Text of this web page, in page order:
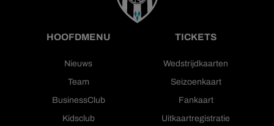
HOOFDMENU
Nieuws
Team
BusinessClub
Kidsclub
TICKETS
Wedstrijdkaarten
Seizoenkaart
Fankaart
Uitkaartregistratie